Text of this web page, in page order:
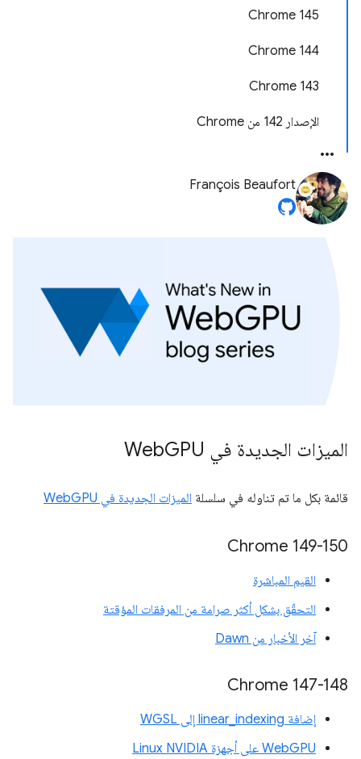
Chrome 145
‫Chrome 144
Chrome 143
الإصدار 142 من Chrome
François Beaufort
الميزات الجديدة في Web GPU
قائمة بكل ما تم تناوله في سلسلة الميزات الجديدة في WebGPU
‫Chrome 149-150
القيم المباشرة
التحقّق بشكل أكثر صرامة من المرفقات المؤقتة
آخر الأخبار من Dawn
Chrome 147-148
إضافة linear_indexing إلى WGSL
WebGPU على أجهزة Linux NVIDIA